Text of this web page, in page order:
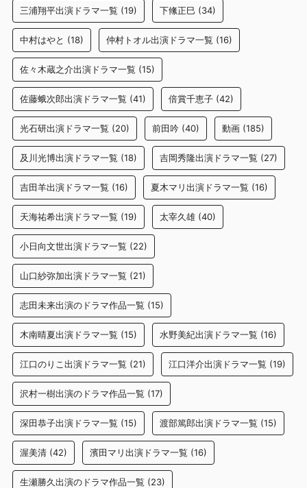
三浦翔平出演ドラマ一覧 (19) 下絛正巳 (34)
中村はやと (18) 仲村トオル出演ドラマ一覧 (16)
佐々木蔵之介出演ドラマ一覧 (15)
佐藤蛾次郎出演ドラマ一覧 (41) 倍賞千恵子 (42)
光石研出演ドラマ一覧 (20) 前田吟 (40) 動画 (185)
及川光博出演ドラマ一覧 (18) 吉岡秀隆出演ドラマ一覧 (27)
吉田羊出演ドラマ一覧 (16) 夏木マリ出演ドラマ一覧 (16)
天海祐希出演ドラマ一覧 (19) 太宰久雄 (40)
小日向文世出演ドラマ一覧 (22)
山口紗弥加出演ドラマ一覧 (21)
志田未来出演のドラマ作品一覧 (15)
木南晴夏出演ドラマ一覧 (15) 水野美紀出演ドラマ一覧 (16)
江口のりこ出演ドラマ一覧 (21) 江口洋介出演ドラマ一覧 (19)
沢村一樹出演のドラマ作品一覧 (17)
深田恭子出演ドラマ一覧 (15) 渡部篤郎出演ドラマ一覧 (15)
渥美清 (42) 濱田マリ出演ドラマ一覧 (16)
生瀬勝久出演のドラマ作品一覧 (23)